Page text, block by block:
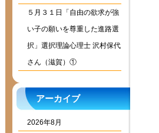
５月３１日「自由の欲求が強
い子の願いを尊重した進路選
択」選択理論心理士 沢村保代
さん（滋賀）①
アーカイブ
2026年8月